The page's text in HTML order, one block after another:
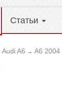
Статьи
Audi A6 → A6 2004